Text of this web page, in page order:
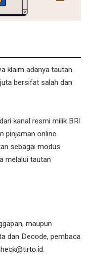
klaim adanya tautan
bersifat salah dan
kanal resmi milik BRI
pinjaman online
sebagai modus
melalui tautan
maupun
dan Decode, pembaca